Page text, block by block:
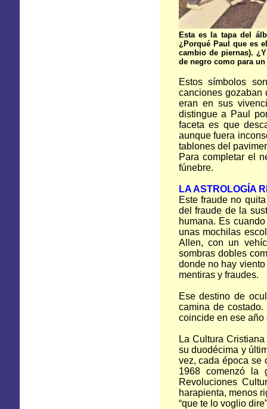
Esta es la tapa del
¿Porqué Paul que es
cambio de piernas).
de negro como para
Estos símbolos
canciones
eran en sus
distingue a Paul
faceta es que
aunque fuera
tablones del
Para completar el
fúnebre.
LA ASTROLOGÍA
Este fraude no
del fraude de la
humana. Es
unas mochilas
Allen, con un
sombras dobles
donde no hay
mentiras y fraudes.
Ese destino de
camina de
coincide en ese año
La Cultura
su duodécima y
vez, cada época se
1968 comenzó la
Revoluciones
harapienta, menos
“que te lo voglio